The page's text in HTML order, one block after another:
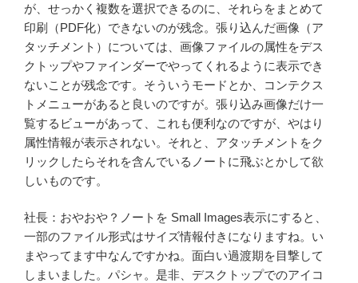
が、せっかく複数を選択できるのに、それらをまとめて
印刷（PDF化）できないのが残念。張り込んだ画像（ア
タッチメント）については、画像ファイルの属性をデス
クトップやファインダーでやってくれるように表示でき
ないことが残念です。そういうモードとか、コンテクス
トメニューがあると良いのですが。張り込み画像だけ一
覧するビューがあって、これも便利なのですが、やはり
属性情報が表示されない。それと、アタッチメントをク
リックしたらそれを含んでいるノートに飛ぶとかして欲
しいものです。
社長：おやおや？ノートを Small Images表示にすると、
一部のファイル形式はサイズ情報付きになりますね。い
まやってます中なんですかね。面白い過渡期を目撃して
しまいました。パシャ。是非、デスクトップでのアイコ